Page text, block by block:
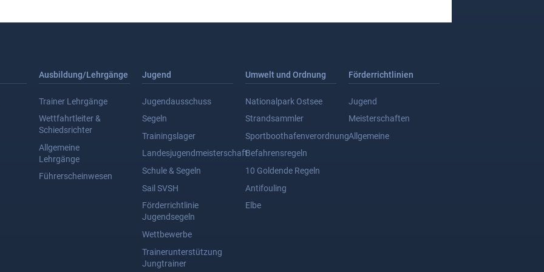
Ausbildung/Lehrgänge
Trainer Lehrgänge
Wettfahrtleiter &
Schiedsrichter
Allgemeine
Lehrgänge
Führerscheinwesen
Jugend
Jugendausschuss
Segeln
Trainingslager
Landesjugendmeisterschaft
Schule & Segeln
Sail SVSH
Förderrichtlinie
Jugendsegeln
Wettbewerbe
Trainerunterstützung
Jungtrainer
Umwelt und Ordnung
Nationalpark Ostsee
Strandsammler
Sportboothafenverordnung
Befahrensregeln
10 Goldende Regeln
Antifouling
Elbe
Förderrichtlinien
Jugend
Meisterschaften
Allgemeine